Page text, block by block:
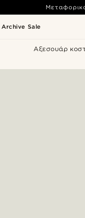
Archive Sale
Αξεσουάρ